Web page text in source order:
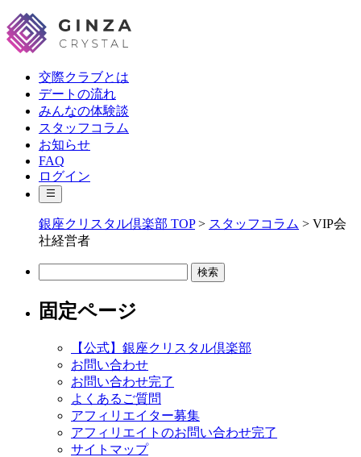
交際クラブとは
デートの流れ
みんなの体験談
スタッフコラム
お知らせ
FAQ
ログイン
銀座クリスタル倶楽部 TOP> スタッフコラム > VIP会
社経営者
固定ページ
【公式】銀座クリスタル倶楽部
お問い合わせ
お問い合わせ完了
よくあるご質問
アフィリエイター募集
アフィリエイトのお問い合わせ完了
サイトマップ